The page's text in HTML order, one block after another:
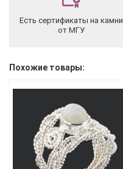
Есть сертификаты на камни
от МГУ
Похожие товары: